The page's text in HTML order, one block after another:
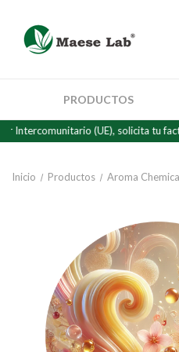
PRODUCTOS
(UE), solicita tu factura
Inicio Productos Aroma